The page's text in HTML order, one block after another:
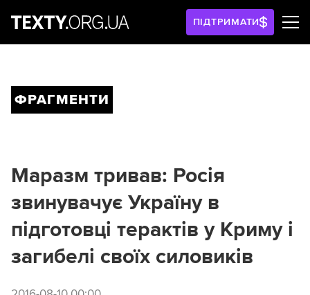
ПІДТРИМАТИ
ФРАГМЕНТИ
Маразм тривав: Росія
звинувачує Україну в
підготовці терактів у Криму і
загибелі своїх силовиків